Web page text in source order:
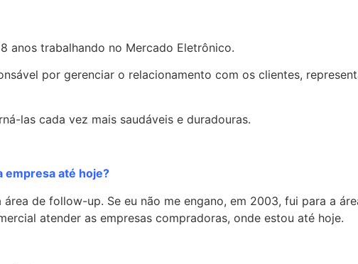
anos trabalhando no Mercado Eletrônico.
por gerenciar o relacionamento com os clientes,
las cada vez mais saudáveis e duradouras.
empresa até hoje?
de follow-up. Se eu não me engano, em 2003, fui para a
atender as empresas compradoras, onde estou até hoje.